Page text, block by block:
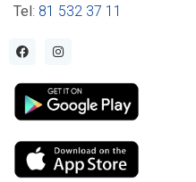
Tel: 81 532 37 11